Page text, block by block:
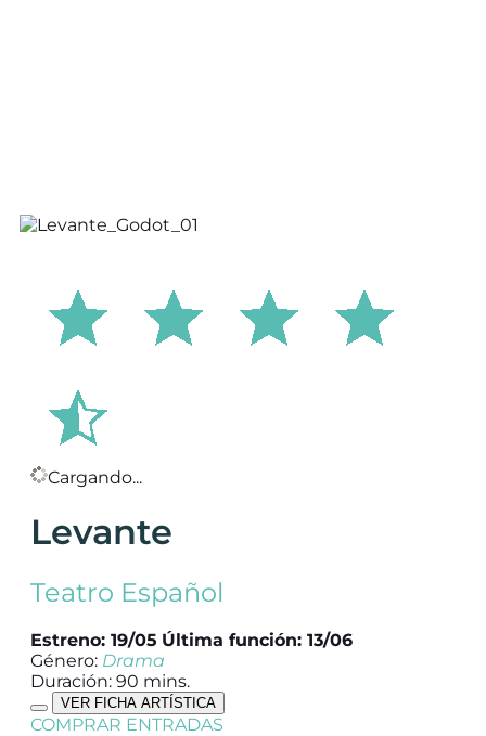
Cargando...
Levante
Teatro Español
Estreno: 19/05 Última función: 13/06
Género: Drama
Duración: 90 mins.
VER FICHA ARTÍSTICA
COMPRAR ENTRADAS